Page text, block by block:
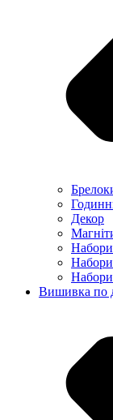
Декор
Вишивка по